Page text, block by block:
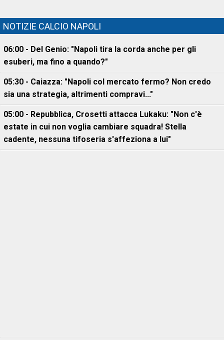
NOTIZIE CALCIO NAPOLI
06:00 - Del Genio: "Napoli tira la corda anche per gli
esuberi, ma fino a quando?"
05:30 - Caiazza: "Napoli col mercato fermo? Non credo
sia una strategia, altrimenti compravi..."
05:00 - Repubblica, Crosetti attacca Lukaku: "Non c'è
estate in cui non voglia cambiare squadra! Stella
cadente, nessuna tifoseria s'affeziona a lui"